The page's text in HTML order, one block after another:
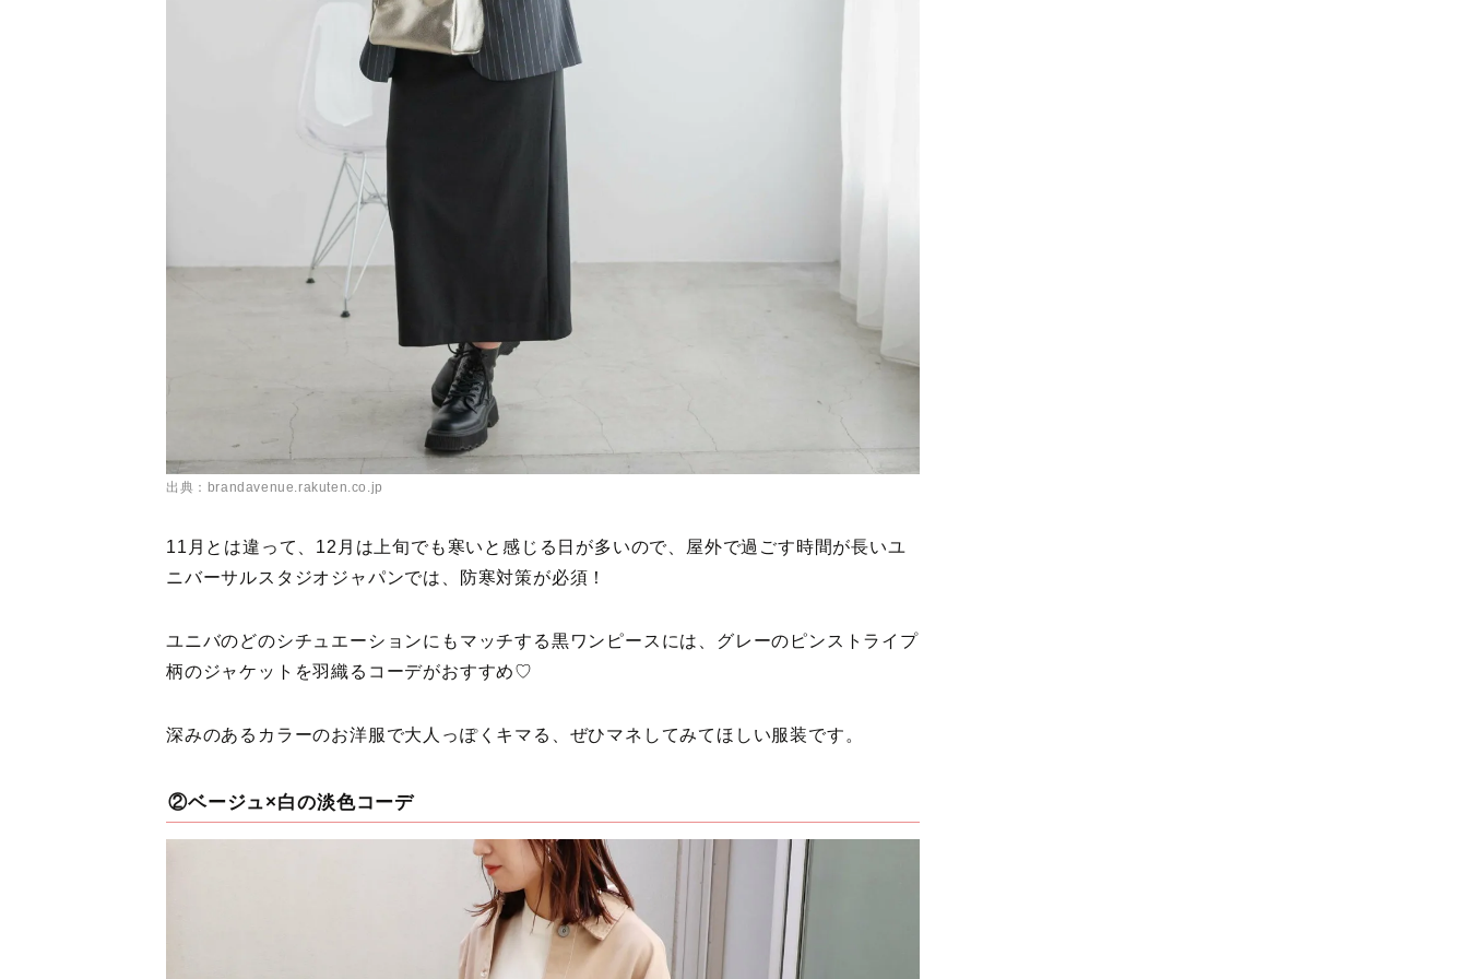
出典：brandavenue.rakuten.co.jp
11月とは違って、12月は上旬でも寒いと感じる日が多いので、屋外で過ごす時間が長いユ
ニバーサルスタジオジャパンでは、防寒対策が必須！
ユニバのどのシチュエーションにもマッチする黒ワンピースには、グレーのピンストライプ
柄のジャケットを羽織るコーデがおすすめ♡
深みのあるカラーのお洋服で大人っぽくキマる、ぜひマネしてみてほしい服装です。
②ベージュ×白の淡色コーデ